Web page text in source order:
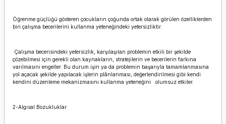
Öğrenme güçlüğü gösteren çocukların çoğunda ortak olarak görülen özelliklerden
biri çalışma becerilerini kullanma yeteneğindeki yetersizliktir.
Çalışma becerisindeki yetersizlik, karşılaşılan problemin etkili bir şekilde
çözebilmesi için gerekli olan kaynakların, stratejilerin ve becerilerin farkına
varılmasını engeller. Bu durum işin ya da problemin başarıyla tamamlanmasına
yol açacak şekilde yapılacak işlerin plânlanması, değerlendirilmesi gibi kendi
kendini düzenleme mekanizmasını kullanma yeteneğini
olumsuz etkiler.
2-Algısal Bozukluklar